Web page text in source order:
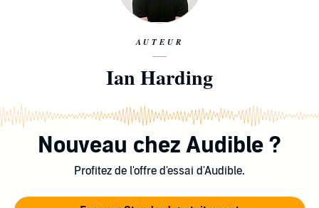
AUTEUR
Ian Harding
Nouveau chez Audible ?
Profitez de l'offre d'essai d'Audible.